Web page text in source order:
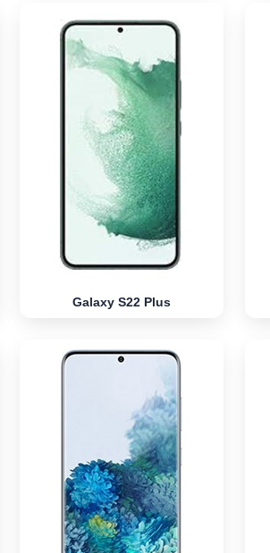
Galaxy S22 Plus